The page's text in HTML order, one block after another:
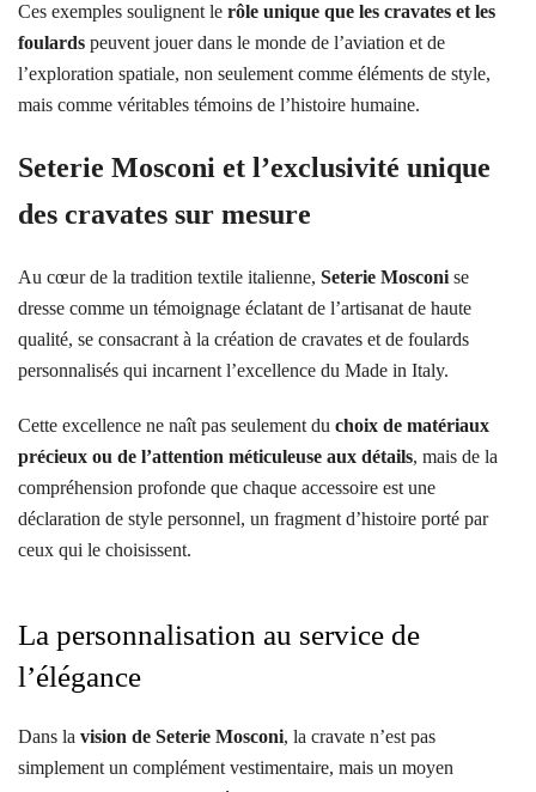
Ces exemples soulignent le rôle unique que les cravates et les
foulards peuvent jouer dans le monde de l’aviation et de
l’exploration spatiale, non seulement comme éléments de style,
mais comme véritables témoins de l’histoire humaine.
Seterie Mosconi et l’exclusivité unique
des cravates sur mesure
Au cœur de la tradition textile italienne, Seterie Mosconi se
dresse comme un témoignage éclatant de l’artisanat de haute
qualité, se consacrant à la création de cravates et de foulards
personnalisés qui incarnent l’excellence du Made in Italy.
Cette excellence ne naît pas seulement du choix de matériaux
précieux ou de l’attention méticuleuse aux détails, mais de la
compréhension profonde que chaque accessoire est une
déclaration de style personnel, un fragment d’histoire porté par
ceux qui le choisissent.
La personnalisation au service de
l’élégance
Dans la vision de Seterie Mosconi, la cravate n’est pas
simplement un complément vestimentaire, mais un moyen